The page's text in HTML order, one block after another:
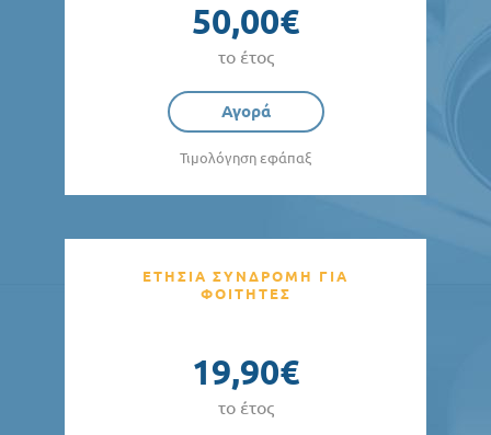
50,00€
το έτος
Αγορά
Τιμολόγηση εφάπαξ
ΕΤΗΣΙΑ ΣΥΝΔΡΟΜΗ ΓΙΑ
ΦΟΙΤΗΤΕΣ
19,90€
το έτος